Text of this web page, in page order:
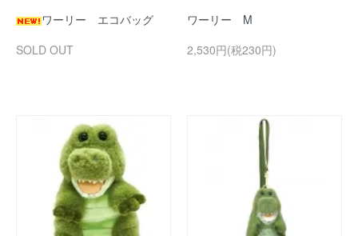
ワーリー エコバッグ
SOLD OUT
ワーリー M
2,530円(税230円)